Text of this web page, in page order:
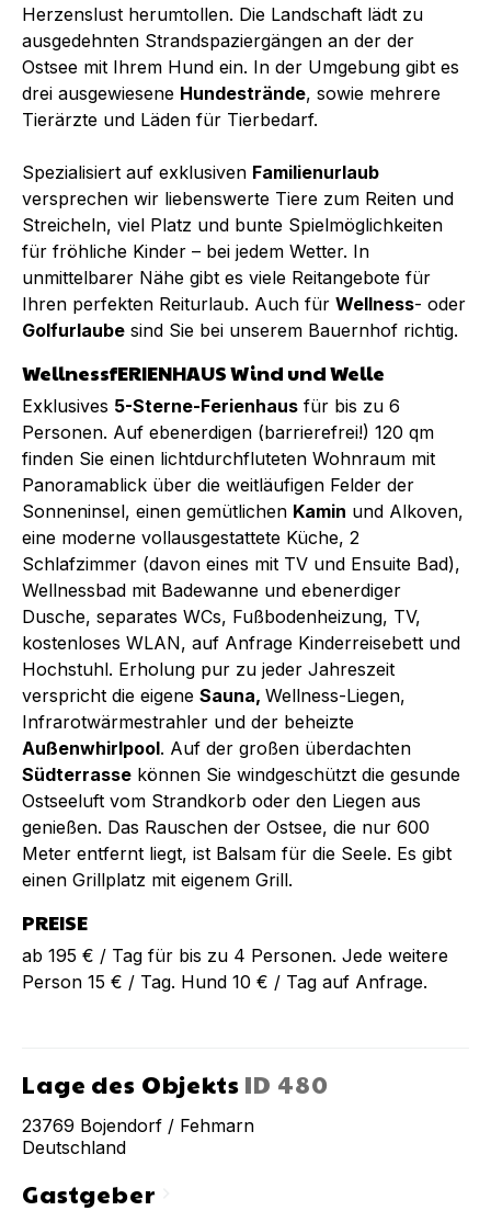
Herzenslust herumtollen. Die Landschaft lädt zu
ausgedehnten Strandspaziergängen an der der
Ostsee mit Ihrem Hund ein. In der Umgebung gibt es
drei ausgewiesene Hundestrände, sowie mehrere
Tierärzte und Läden für Tierbedarf.
Spezialisiert auf exklusiven Familienurlaub
versprechen wir liebenswerte Tiere zum Reiten und
Streicheln, viel Platz und bunte Spielmöglichkeiten
für fröhliche Kinder – bei jedem Wetter. In
unmittelbarer Nähe gibt es viele Reitangebote für
Ihren perfekten Reiturlaub. Auch für Wellness- oder
Golfurlaube sind Sie bei unserem Bauernhof richtig.
WellnessfERIENHAUS Wind und Welle
Exklusives 5-Sterne-Ferienhaus für bis zu 6
Personen. Auf ebenerdigen (barrierefrei!) 120 qm
finden Sie einen lichtdurchfluteten Wohnraum mit
Panoramablick über die weitläufigen Felder der
Sonneninsel, einen gemütlichen Kamin und Alkoven,
eine moderne vollausgestattete Küche, 2
Schlafzimmer (davon eines mit TV und Ensuite Bad),
Wellnessbad mit Badewanne und ebenerdiger
Dusche, separates WCs, Fußbodenheizung, TV,
kostenloses WLAN, auf Anfrage Kinderreisebett und
Hochstuhl. Erholung pur zu jeder Jahreszeit
verspricht die eigene Sauna, Wellness-Liegen,
Infrarotwärmestrahler und der beheizte
Außenwhirlpool. Auf der großen überdachten
Südterrasse können Sie windgeschützt die gesunde
Ostseeluft vom Strandkorb oder den Liegen aus
genießen. Das Rauschen der Ostsee, die nur 600
Meter entfernt liegt, ist Balsam für die Seele. Es gibt
einen Grillplatz mit eigenem Grill.
PREISE
ab 195 € / Tag für bis zu 4 Personen. Jede weitere
Person 15 € / Tag. Hund 10 € / Tag auf Anfrage.
Lage des Objekts ID 480
23769 Bojendorf / Fehmarn
Deutschland
Gastgeberchevron_right